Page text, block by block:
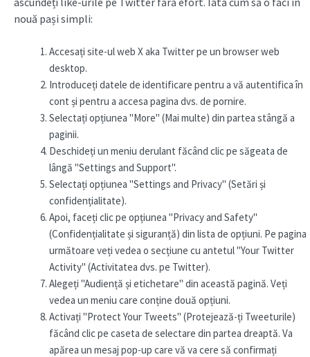
nouă pași simpli:
Accesați site-ul web X aka Twitter pe un browser web
desktop.
Introduceți datele de identificare pentru a vă autentifica în
cont și pentru a accesa pagina dvs. de pornire.
Selectați opțiunea "More" (Mai multe) din partea stângă a
paginii.
Deschideți un meniu derulant făcând clic pe săgeata de
lângă "Settings and Support".
Selectați opțiunea "Settings and Privacy" (Setări și
confidențialitate).
Apoi, faceți clic pe opțiunea "Privacy and Safety"
(Confidențialitate și siguranță) din lista de opțiuni. Pe pagina
următoare veți vedea o secțiune cu antetul "Your Twitter
Activity" (Activitatea dvs. pe Twitter).
Alegeți "Audiență și etichetare" din această pagină. Veți
vedea un meniu care conține două opțiuni.
Activați "Protect Your Tweets" (Protejează-ți Tweeturile)
făcând clic pe caseta de selectare din partea dreaptă. Va
apărea un mesaj pop-up care vă va cere să confirmați